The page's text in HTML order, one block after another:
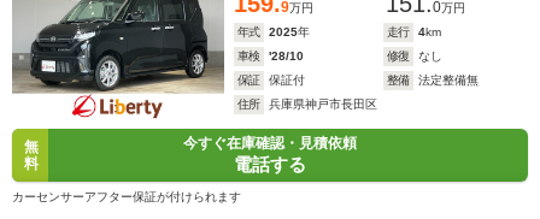
9万円 0万円
年式
2025年 走行 4km
車検
'28/10 修復
なし
保証
保証付 整備
法定整備無
住所
兵庫県神戸市長田区
無
料
今すぐ在庫確認・見積依頼
電話する
カーセンサーアフター保証が付けられます